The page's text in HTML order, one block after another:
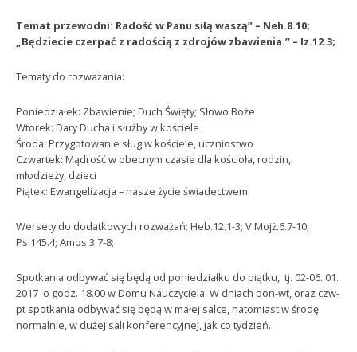
Temat przewodni: Radość w Panu siłą waszą” – Neh.8.10;
„Będziecie czerpać z radością z zdrojów zbawienia.” – Iz.12.3;
Tematy do rozważania:
Poniedziałek: Zbawienie; Duch Święty; Słowo Boże
Wtorek: Dary Ducha i służby w kościele
Środa: Przygotowanie sług w kościele, uczniostwo
Czwartek: Mądrość w obecnym czasie dla kościoła, rodzin,
młodzieży, dzieci
Piątek: Ewangelizacja – nasze życie świadectwem
Wersety do dodatkowych rozważań: Heb.12.1-3; V Mojż.6.7-10;
Ps.145.4; Amos 3.7-8;
Spotkania odbywać się będą od poniedziałku do piątku, tj. 02-06. 01.
2017 o godz. 18.00 w Domu Nauczyciela. W dniach pon-wt, oraz czw-
pt spotkania odbywać się będą w małej salce, natomiast w środę
normalnie, w dużej sali konferencyjnej, jak co tydzień.